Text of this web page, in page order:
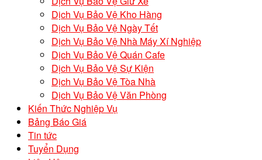
Dịch Vụ Bảo Vệ Kho Hàng
Dịch Vụ Bảo Vệ Ngày Tết
Dịch Vụ Bảo Vệ Nhà Máy Xí Nghiệp
Dịch Vụ Bảo Vệ Quán Cafe
Dịch Vụ Bảo Vệ Sự Kiện
Dịch Vụ Bảo Vệ Tòa Nhà
Dịch Vụ Bảo Vệ Văn Phòng
Kiến Thức Nghiệp Vụ
Bảng Báo Giá
Tin tức
Tuyển Dụng